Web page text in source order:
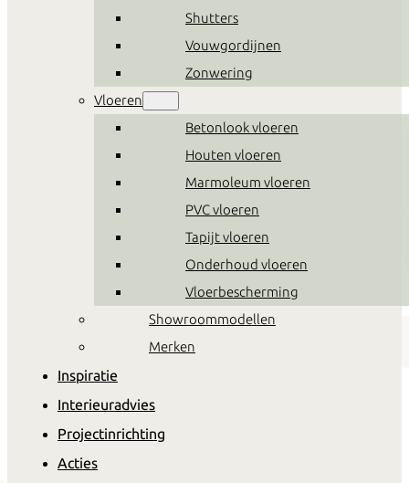
Shutters
Vouwgordijnen
Zonwering
Vloeren
Betonlook vloeren
Houten vloeren
Marmoleum vloeren
PVC vloeren
Tapijt vloeren
Onderhoud vloeren
Vloerbescherming
Showroommodellen
Merken
Inspiratie
Interieuradvies
Projectinrichting
Acties
Cartel Living
Alles in huis om jouw eigen
stijl te creëren